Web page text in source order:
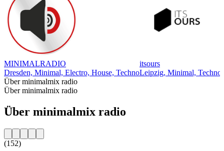
MINIMALRADIO
Dresden, Minimal, Electro, House, Techno
itsours
Leipzig, Minimal, Techno
Über minimalmix radio
Über minimalmix radio
Über minimalmix radio
(152)